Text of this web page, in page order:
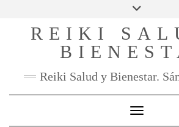
SOCIAL
FACEBOOK
INSTAGRAM
PINTEREST
YOU
TUBE
CONTACTO
REIKI
Reiki Salud y Bienestar.
Toggle